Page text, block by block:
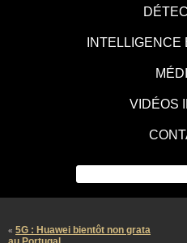
INTELLIGENCE
VIDÉOS
« 5G : Huawei bientôt non grata